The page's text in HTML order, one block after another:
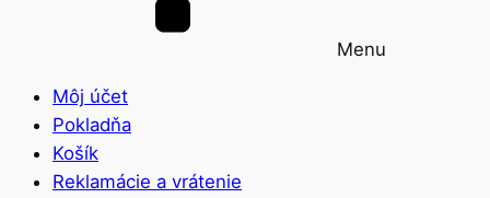
Menu
Môj účet
Pokladňa
Košík
Reklamácie a vrátenie